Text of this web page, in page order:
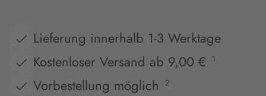
Lieferung innerhalb 1-3 Werktage
Kostenloser Versand ab 9,00 €
1
Vorbestellung möglich 2